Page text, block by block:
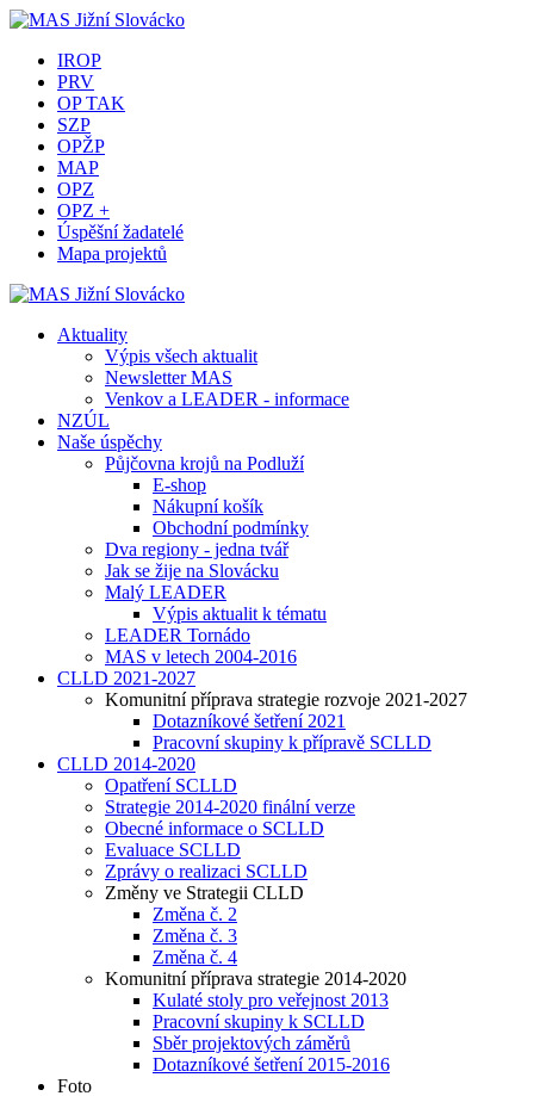
IROP
PRV
OP TAK
SZP
OPŽP
MAP
OPZ
OPZ +
Úspěšní žadatelé
Mapa projektů
Aktuality
Výpis všech aktualit
Newsletter MAS
Venkov a LEADER - informace
NZÚL
Naše úspěchy
Půjčovna krojů na Podluží
E-shop
Nákupní košík
Obchodní podmínky
Dva regiony - jedna tvář
Jak se žije na Slovácku
Malý LEADER
Výpis aktualit k tématu
LEADER Tornádo
MAS v letech 2004-2016
CLLD 2021-2027
Komunitní příprava strategie rozvoje 2021-2027
Dotazníkové šetření 2021
Pracovní skupiny k přípravě SCLLD
CLLD 2014-2020
Opatření SCLLD
Strategie 2014-2020 finální verze
Obecné informace o SCLLD
Evaluace SCLLD
Zprávy o realizaci SCLLD
Změny ve Strategii CLLD
Změna č. 2
Změna č. 3
Změna č. 4
Komunitní příprava strategie 2014-2020
Kulaté stoly pro veřejnost 2013
Pracovní skupiny k SCLLD
Sběr projektových záměrů
Dotazníkové šetření 2015-2016
Foto